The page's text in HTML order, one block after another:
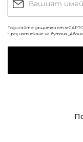
Този сайт е защитен от
Чрез натискане на бутона